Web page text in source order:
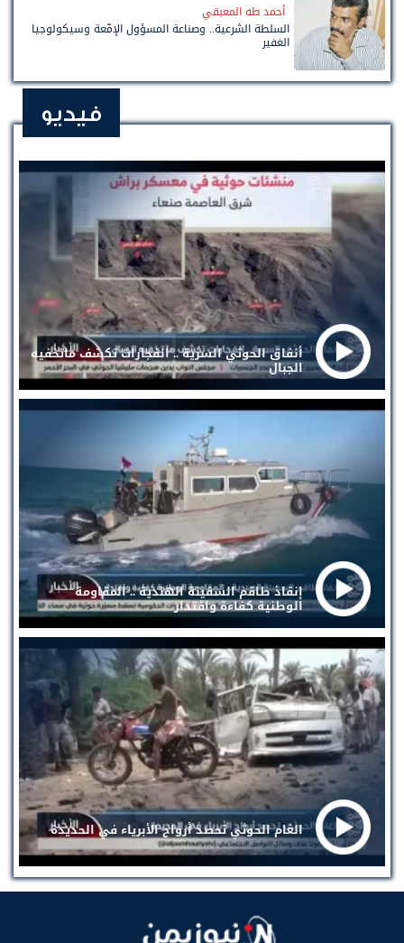
أحمد طه المعبقي
السلطة الشرعية.. وصناعة المسؤول الإمّعة وسيكولوجيا
الغفير
فيديو
أنفاق الحوثي السرية .. انفجارات تكشف ماتخفيه
الجبال
إنقاذ طاقم السفينة الهندية .. المقاومة
الوطنية كفاءة واقتدار
الغام الحوثي تحصد أرواح الأبرياء في الحديدة